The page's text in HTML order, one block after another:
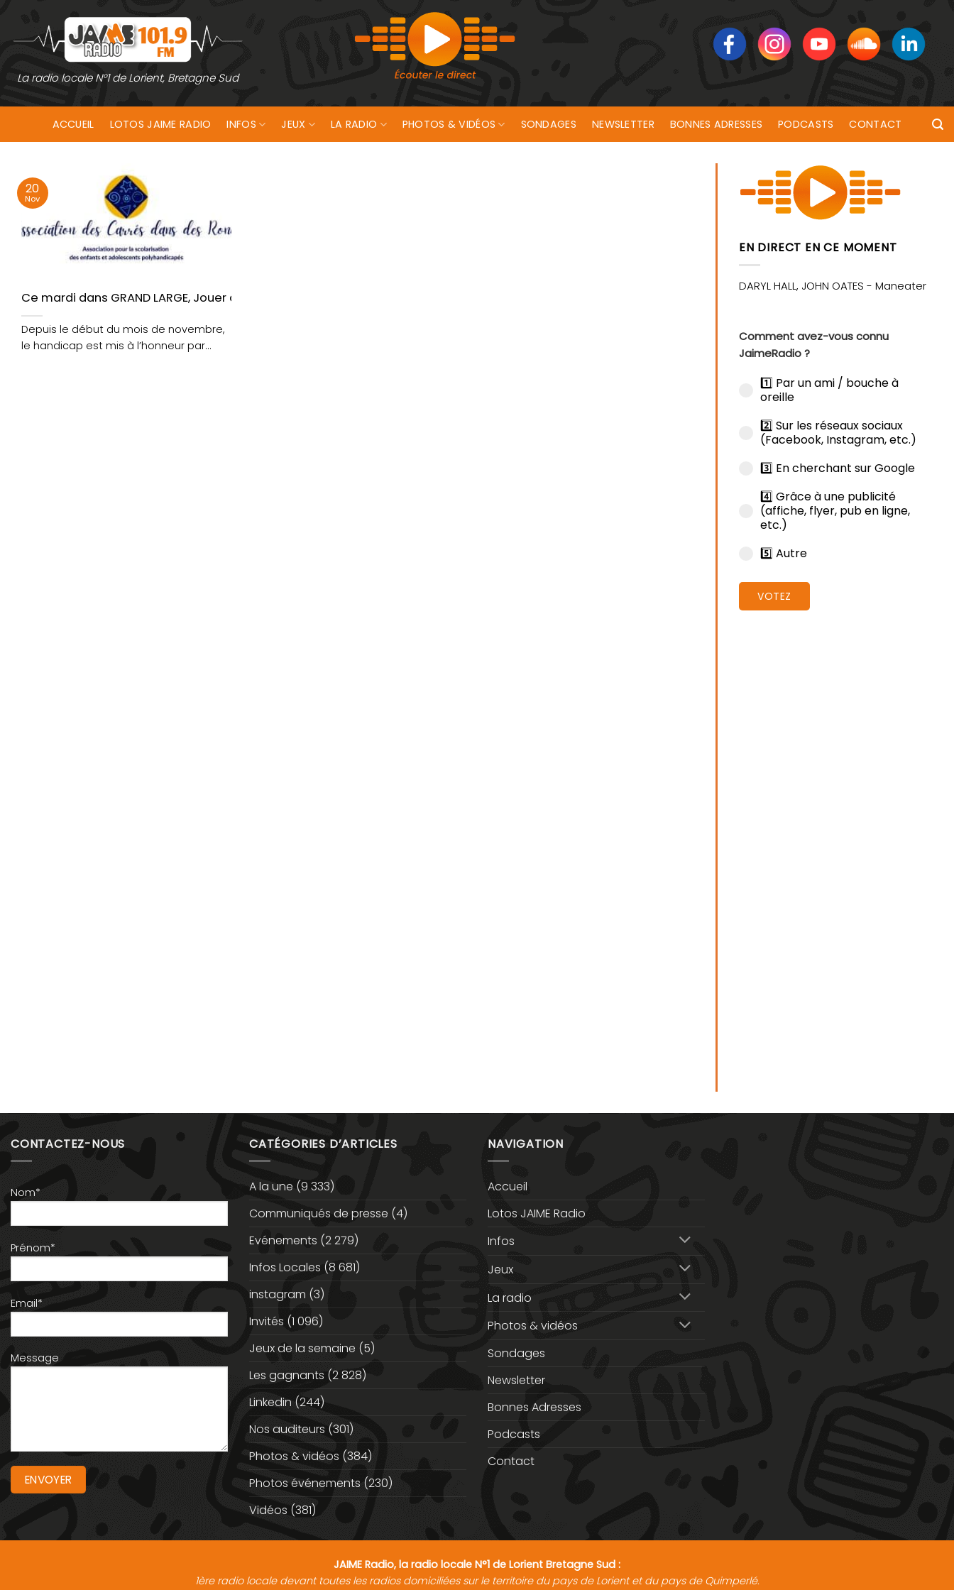
contenu
La radio locale N°1 de Lorient, Bretagne Sud
ACCUEIL LOTOS JAIME RADIO INFOS JEUX LA RADIO PHOTOS & VIDÉOS SONDAGES NEWSLETTER BONNES ADRESSES PODCASTS CONTACT
Ce mardi dans GRAND LARGE, Jouer du handicap
Depuis le début du mois de novembre,
le handicap est mis à l’honneur par
20
Nov
EN DIRECT EN CE MOMENT
Comment avez-vous connu
JaimeRadio ?
1️⃣ Par un ami / bouche à
oreille
2️⃣ Sur les réseaux sociaux
(Facebook, Instagram, etc.)
3️⃣ En cherchant sur Google
4️⃣ Grâce à une publicité
(affiche, flyer, pub en ligne,
etc.)
5️⃣ Autre
VOTEZ
CONTACTEZ-NOUS
Nom*
Prénom*
Email*
Message
CATÉGORIES D’ARTICLES
A la une (9 333)
Communiqués de presse (4)
Evénements (2 279)
Infos Locales (8 681)
instagram (3)
Invités (1 096)
Jeux de la semaine (5)
Les gagnants (2 828)
Linkedin (244)
Nos auditeurs (301)
Photos & vidéos (384)
Photos événements (230)
Vidéos (381)
NAVIGATION
Accueil
Lotos JAIME Radio
Infos
Jeux
La radio
Photos & vidéos
Sondages
Newsletter
Bonnes Adresses
Podcasts
Contact
JAIME Radio, la radio locale N°1 de Lorient Bretagne Sud :
1ère radio locale devant toutes les radios domiciliées sur le territoire du pays de Lorient et du pays de Quimperlé.